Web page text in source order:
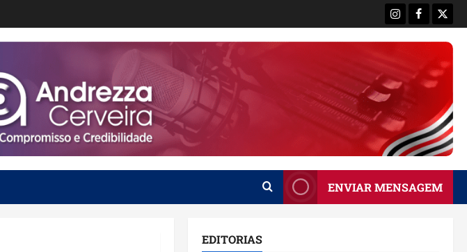
Instagram
Facebook
X
ENVIAR MENSAGEM
EDITORIAS